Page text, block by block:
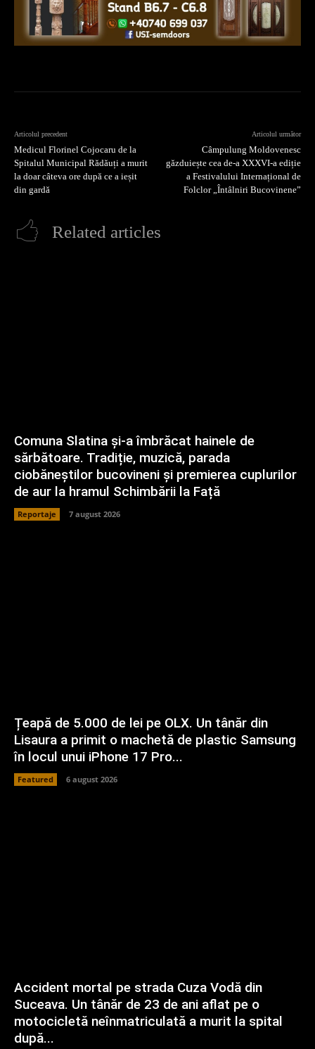
Articolul precedent
Medicul Florinel Cojocaru de la
Spitalul Municipal Rădăuți a murit
la doar câteva ore după ce a ieșit
din gardă
Articolul următor
Câmpulung Moldovenesc
găzduiește cea de-a XXXVI-a ediție
a Festivalului Internațional de
Folclor „Întâlniri Bucovinene”
Related articles
Comuna Slatina și-a îmbrăcat hainele de
sărbătoare. Tradiție, muzică, parada
ciobăneștilor bucovineni și premierea cuplurilor
de aur la hramul Schimbării la Față
Reportaje 7 august 2026
Țeapă de 5.000 de lei pe OLX. Un tânăr din
Lisaura a primit o machetă de plastic Samsung
în locul unui iPhone 17 Pro...
Featured 6 august 2026
Accident mortal pe strada Cuza Vodă din
Suceava. Un tânăr de 23 de ani aflat pe o
motocicletă neînmatriculată a murit la spital
după...